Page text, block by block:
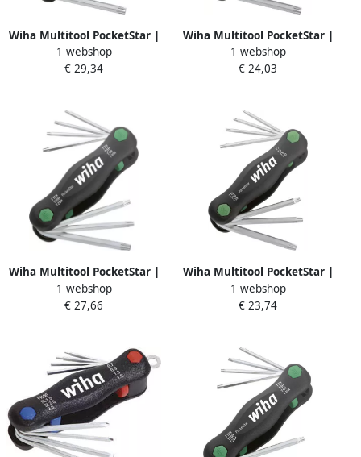
Wiha Multitool PocketStar |
TORX | Tamper Resistant |
(met boring) | 8-delig 25130
1 webshop
€ 29,34
Wiha Multitool PocketStar |
TORX | 8-delig | SB-versie |
met euroslot ophanger
1 webshop
€ 24,03
Wiha Multitool PocketStar |
TORX | Tamper Resistant |
(met boring) | 7-delig | SB-
1 webshop
€ 27,66
Wiha Multitool PocketStar |
TORX | 7-delig | SB-versie |
met euroslot ophanger
1 webshop
€ 23,74